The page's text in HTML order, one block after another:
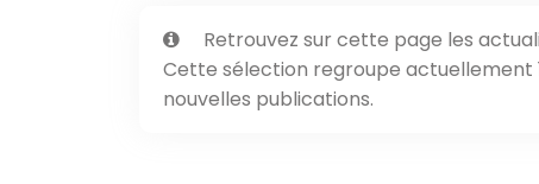
Retrouvez sur cette page les
Cette sélection regroupe actuellement
nouvelles publications.